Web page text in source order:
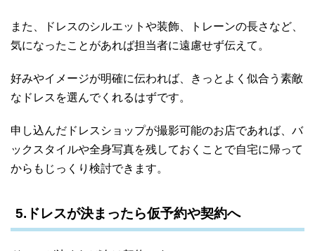
また、ドレスのシルエットや装飾、トレーンの長さなど、
気になったことがあれば担当者に遠慮せず伝えて。
好みやイメージが明確に伝われば、きっとよく似合う素敵
なドレスを選んでくれるはずです。
申し込んだドレスショップが撮影可能のお店であれば、バ
ックスタイルや全身写真を残しておくことで自宅に帰って
からもじっくり検討できます。
5.ドレスが決まったら仮予約や契約へ